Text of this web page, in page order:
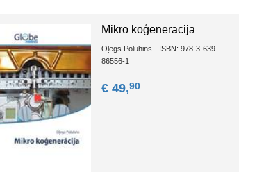
Mikro koģenerācija
Oļegs Poluhins - ISBN: 978-3-639-
86556-1
€ 49,90